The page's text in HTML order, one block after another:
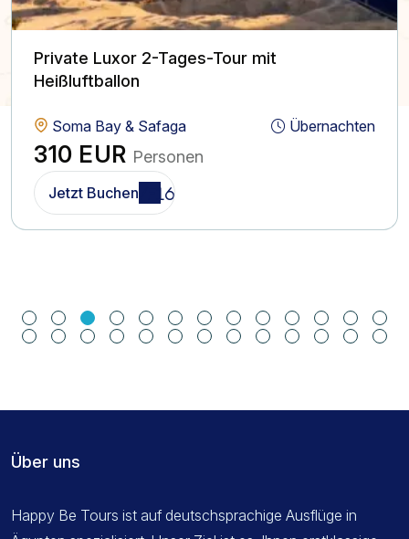
Private Luxor 2-Tages-Tour mit
Heißluftballon
Soma Bay & Safaga Übernachten
310 EUR Personen
Jetzt Buchen
Über uns
Happy Be Tours ist auf deutschsprachige Ausflüge in